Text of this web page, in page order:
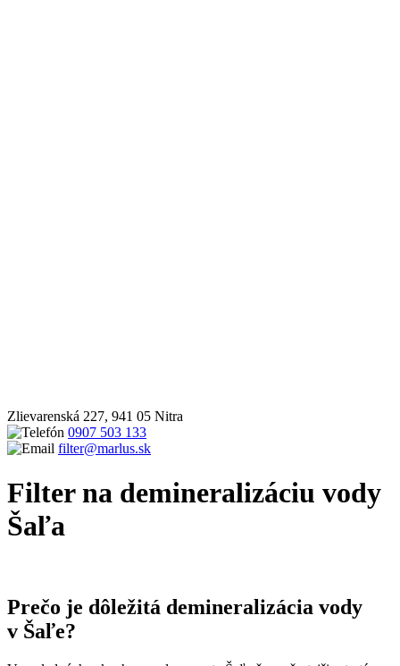
Zlievarenská 227, 941 05 Nitra
0907 503 133
filter@marlus.sk
Filter na demineralizáciu vody
Šaľa
Prečo je dôležitá demineralizácia vody
v Šaľe?